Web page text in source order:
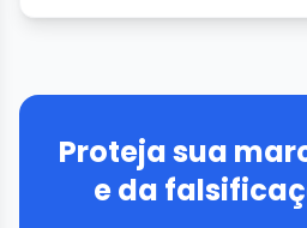
Proteja sua
e da